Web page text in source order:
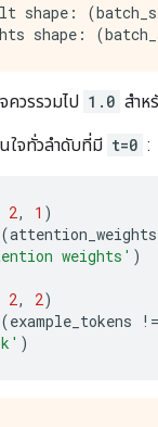
shape:
ควรรวมไป 1.0 สำห
ใจทั่วลำดับที่มี t=0 :
2, 1 )
(attention_weights
weights' )
2, 2)
(example_tokens !=
)